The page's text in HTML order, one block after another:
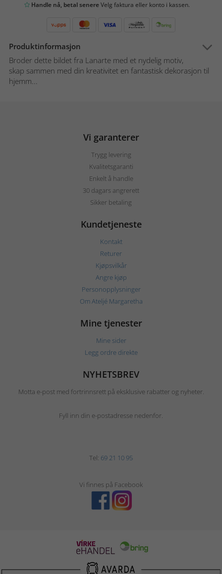
Handle nå, betal senereVelg faktura eller konto i kassen.
Produktinformasjon
Broder dette bildet fra Lanarte med et nydelig motiv,
skap sammen med din kreativitet en fantastisk dekorasjon til
hjemm...
Vi garanterer
Trygg levering
Kvalitetsgaranti
Enkelt å handle
30 dagars angrerett
Sikker betaling
Kundetjeneste
Kontakt
Returer
Kjøpsvilkår
Angre kjøp
Personopplysninger
Om Ateljé Margaretha
Mine tjenester
Mine sider
Legg ordre direkte
NYHETSBREV
Motta e-post med fortrinnsrett på eksklusive rabatter og nyheter.
Fyll inn din e-postadresse nedenfor.
Tel: 69 21 10 95
Vi finnes på Facebook